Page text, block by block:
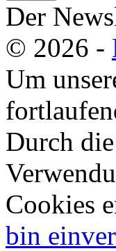
Der
© 2026 -
Um
Durch
Cookies
bin